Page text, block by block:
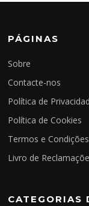
PÁGINAS
Sobre
Contacte-nos
Política de
Política de Cookies
Termos e
Livro de
CATEGORIAS